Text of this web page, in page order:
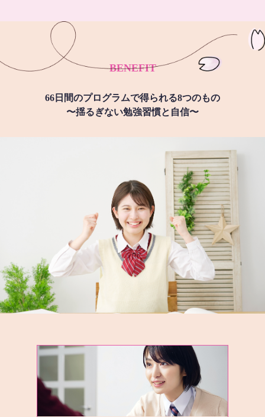
BENEFIT
66日間のプログラムで得られる8つのもの
〜揺るぎない勉強習慣と自信〜